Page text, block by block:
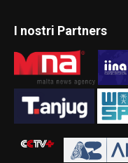
I nostri Partners